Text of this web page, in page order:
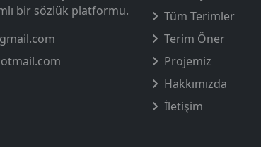
bir sözlük platformu.
Tüm Terimler
Terim Öner
Projemiz
Hakkımızda
İletişim